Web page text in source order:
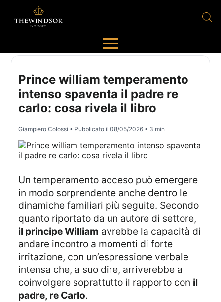
Prince william temperamento
intenso spaventa il padre re
carlo: cosa rivela il libro
Giampiero Colossi • Pubblicato il08/05/2026 • 3 min
Un temperamento acceso può emergere
in modo sorprendente anche dentro le
dinamiche familiari più seguite. Secondo
quanto riportato da un autore di settore,
il principe William avrebbe la capacità di
andare incontro a momenti di forte
irritazione, con un’espressione verbale
intensa che, a suo dire, arriverebbe a
coinvolgere soprattutto il rapporto con il
padre, re Carlo.